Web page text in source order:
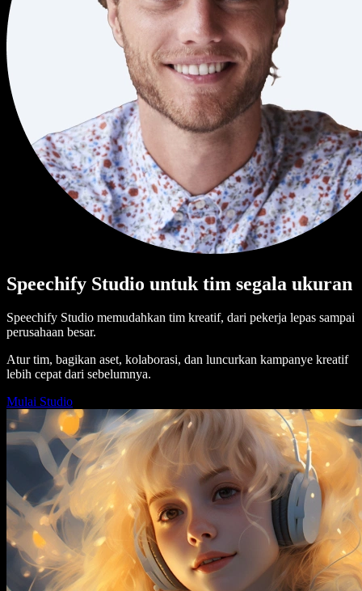
Speechify Studio untuk tim segala ukuran
Speechify Studio memudahkan tim kreatif, dari pekerja lepas sampai
perusahaan besar.
Atur tim, bagikan aset, kolaborasi, dan luncurkan kampanye kreatif
lebih cepat dari sebelumnya.
Mulai Studio